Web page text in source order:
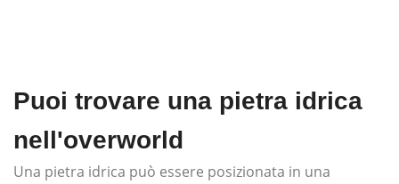
Puoi trovare una pietra idrica
nell'overworld
Una pietra idrica può essere posizionata in una